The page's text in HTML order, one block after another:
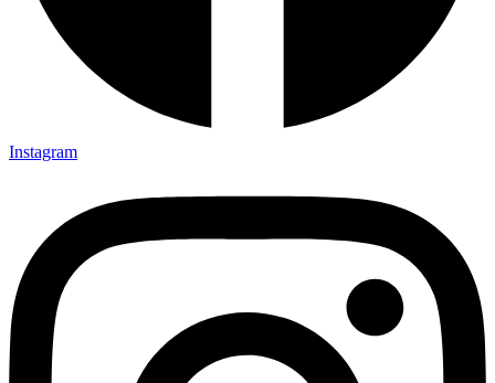
Instagram